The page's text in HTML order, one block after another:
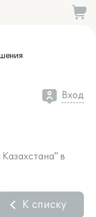
Вход
в
К списку